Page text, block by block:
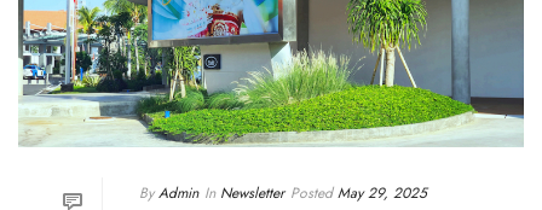
By Admin In Newsletter Posted May 29, 2025